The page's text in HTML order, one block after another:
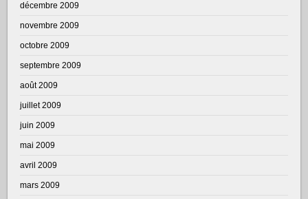
décembre 2009
novembre 2009
octobre 2009
septembre 2009
août 2009
juillet 2009
juin 2009
mai 2009
avril 2009
mars 2009